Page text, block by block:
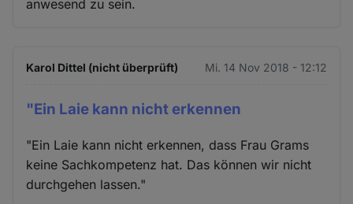
anwesend zu sein.
Karol Dittel (nicht überprüft) Mi. 14 Nov 2018 - 12:12
"Ein Laie kann nicht erkennen
"Ein Laie kann nicht erkennen, dass Frau Grams
keine Sachkompetenz hat. Das können wir nicht
durchgehen lassen."